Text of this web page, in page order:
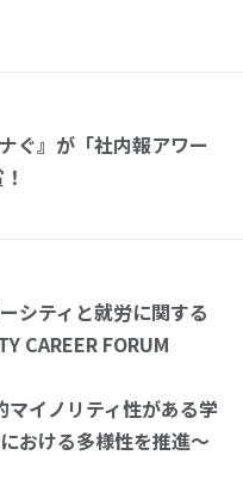
ぐ』が「社内報アワー
シティと就労に関する
CAREER FORUM
マイノリティ性がある学
おける多様性を推進～